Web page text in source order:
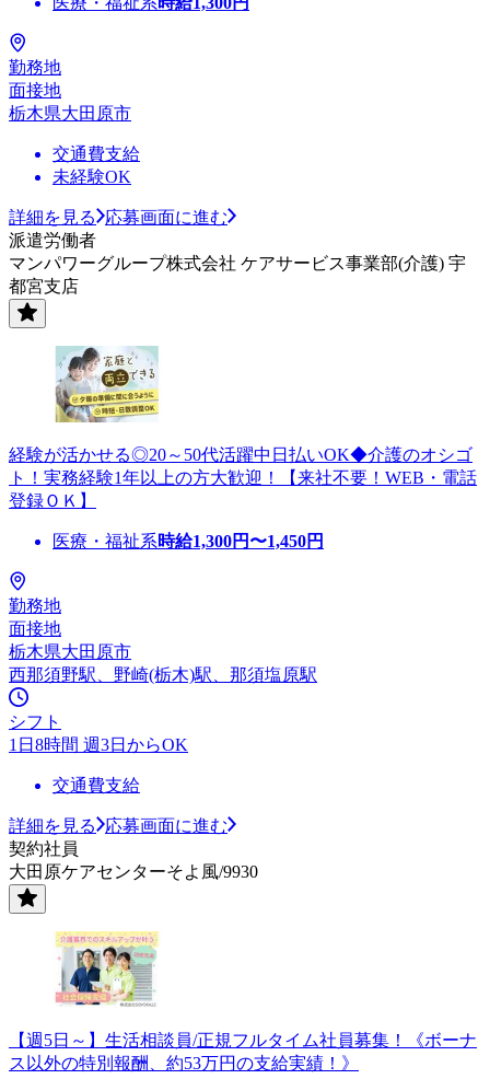
勤務地
面接地
栃木県大田原市
交通費支給
未経験OK
詳細を見る
応募画面に進む
派遣労働者
マンパワーグループ株式会社 ケアサービス事業部(介護) 宇
都宮支店
経験が活かせる◎20～50代活躍中日払いOK◆介護のオシゴ
ト！実務経験1年以上の方大歓迎！【来社不要！WEB・電話
登録ＯＫ】
医療・福祉系時給1,300円〜1,450円
勤務地
面接地
栃木県大田原市
西那須野駅、野崎(栃木)駅、那須塩原駅
シフト
1日8時間 週3日からOK
交通費支給
詳細を見る
応募画面に進む
契約社員
大田原ケアセンターそよ風/9930
【週5日～】生活相談員/正規フルタイム社員募集！《ボーナ
ス以外の特別報酬、約53万円の支給実績！》